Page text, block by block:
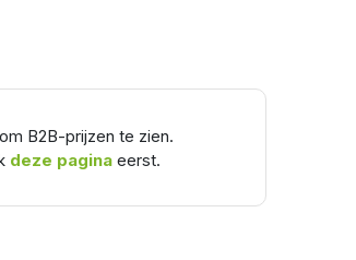
om B2B-prijzen te zien.
deze pagina eerst.